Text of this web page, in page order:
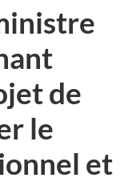
de
le
et